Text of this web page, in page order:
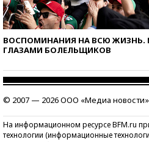
ВОСПОМИНАНИЯ НА ВСЮ ЖИЗНЬ.
ГЛАЗАМИ БОЛЕЛЬЩИКОВ
© 2007 — 2026 ООО «Медиа новости»
На информационном ресурсе BFM.ru
технологии (информационные